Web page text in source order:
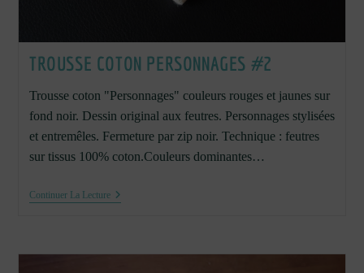
TROUSSE COTON PERSONNAGES #2
Trousse coton "Personnages" couleurs rouges et jaunes sur
fond noir. Dessin original aux feutres. Personnages stylisées
et entremêles. Fermeture par zip noir. Technique : feutres
sur tissus 100% coton.Couleurs dominantes…
Continuer La LectureTrousse